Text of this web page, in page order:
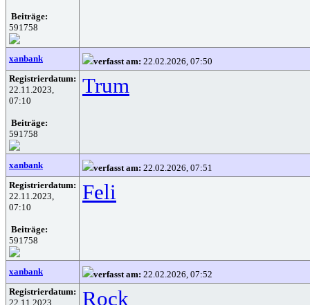
Beiträge:
591758
xanbank verfasst am: 22.02.2026, 07:50
Registrierdatum:
22.11.2023,
07:10
Beiträge:
591758
Trum
xanbank verfasst am: 22.02.2026, 07:51
Registrierdatum:
22.11.2023,
07:10
Beiträge:
591758
Feli
xanbank verfasst am: 22.02.2026, 07:52
Registrierdatum:
22.11.2023,
Rock